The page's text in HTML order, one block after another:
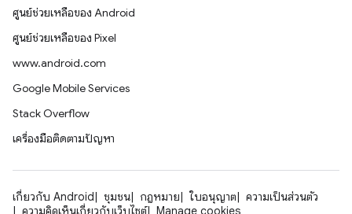
ศูนย์ช่วยเหลือของ Android
ศูนย์ช่วยเหลือของ Pixel
www.android.com
Google Mobile Services
Stack Overflow
เครื่องมือติดตามปัญหา
เกี่ยวกับ Android ชุมชน กฎหมาย ใบอนุญาต
ความเป็นส่วนตัว
ความคิดเห็นเกี่ยวกับเว็บไซต์
Manage cookies